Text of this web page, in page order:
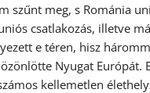
szűnt meg, s Románia
csatlakozás, illetve
e téren, hisz
Nyugat Európát.
kellemetlen